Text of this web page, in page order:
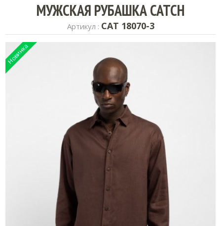
МУЖСКАЯ РУБАШКА CATCH
Артикул : CAT 18070-3